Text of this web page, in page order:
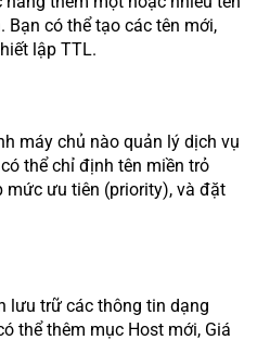
Bạn có thể tạo các tên mới,
lập TTL.
máy chủ nào quản lý dịch vụ
thể chỉ định tên miền trỏ
mức ưu tiên (priority), và đặt
lưu trữ các thông tin dạng
thể thêm mục Host mới, Giá